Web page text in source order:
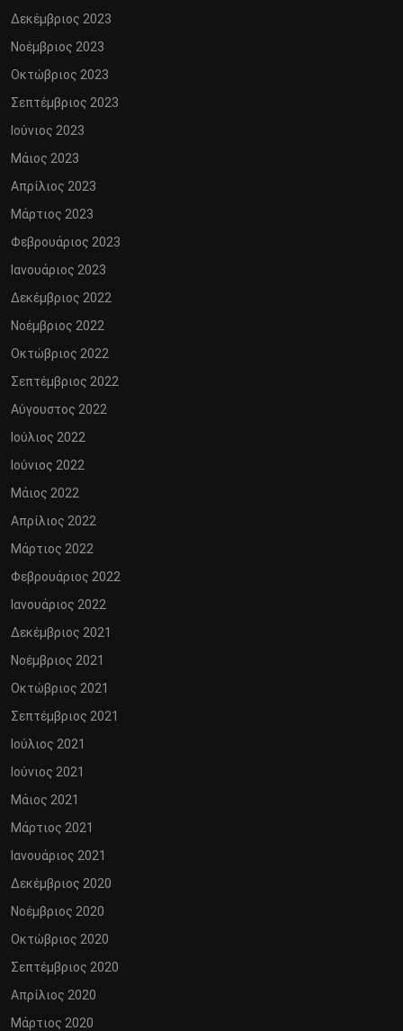
Δεκέμβριος 2023
Νοέμβριος 2023
Οκτώβριος 2023
Σεπτέμβριος 2023
Ιούνιος 2023
Μάιος 2023
Απρίλιος 2023
Μάρτιος 2023
Φεβρουάριος 2023
Ιανουάριος 2023
Δεκέμβριος 2022
Νοέμβριος 2022
Οκτώβριος 2022
Σεπτέμβριος 2022
Αύγουστος 2022
Ιούλιος 2022
Ιούνιος 2022
Μάιος 2022
Απρίλιος 2022
Μάρτιος 2022
Φεβρουάριος 2022
Ιανουάριος 2022
Δεκέμβριος 2021
Νοέμβριος 2021
Οκτώβριος 2021
Σεπτέμβριος 2021
Ιούλιος 2021
Ιούνιος 2021
Μάιος 2021
Μάρτιος 2021
Ιανουάριος 2021
Δεκέμβριος 2020
Νοέμβριος 2020
Οκτώβριος 2020
Σεπτέμβριος 2020
Απρίλιος 2020
Μάρτιος 2020